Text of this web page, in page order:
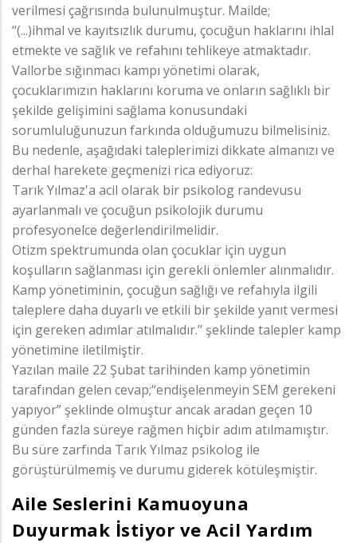
verilmesi çağrısında bulunulmuştur. Mailde;
“(...)ihmal ve kayıtsızlık durumu, çocuğun haklarını ihlal
etmekte ve sağlık ve refahını tehlikeye atmaktadır.
Vallorbe sığınmacı kampı yönetimi olarak,
çocuklarımızın haklarını koruma ve onların sağlıklı bir
şekilde gelişimini sağlama konusundaki
sorumluluğunuzun farkında olduğumuzu bilmelisiniz.
Bu nedenle, aşağıdaki taleplerimizi dikkate almanızı ve
derhal harekete geçmenizi rica ediyoruz:
Tarık Yılmaz'a acil olarak bir psikolog randevusu
ayarlanmalı ve çocuğun psikolojik durumu
profesyonelce değerlendirilmelidir.
Otizm spektrumunda olan çocuklar için uygun
koşulların sağlanması için gerekli önlemler alınmalıdır.
Kamp yönetiminin, çocuğun sağlığı ve refahıyla ilgili
taleplere daha duyarlı ve etkili bir şekilde yanıt vermesi
için gereken adımlar atılmalıdır.’’ şeklinde talepler kamp
yönetimine iletilmiştir.
Yazılan maile 22 Şubat tarihinden kamp yönetimin
tarafından gelen cevap;“endişelenmeyin SEM gerekeni
yapıyor” şeklinde olmuştur ancak aradan geçen 10
günden fazla süreye rağmen hiçbir adım atılmamıştır.
Bu süre zarfında Tarık Yılmaz psikolog ile
görüştürülmemiş ve durumu giderek kötüleşmiştir.
Aile Seslerini Kamuoyuna
Duyurmak İstiyor ve Acil Yardım